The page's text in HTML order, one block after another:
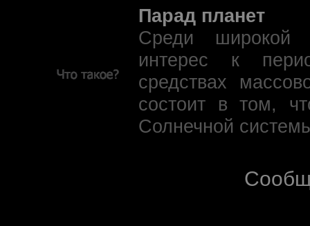
Парад планет
Среди широкой
интерес к
средствах
состоит в том,
Солнечной